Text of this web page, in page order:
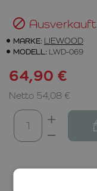
Ausverkauft
MARKE: LIEWOOD
MODELL: LWD-069
64,90 €
Netto 54,08 €